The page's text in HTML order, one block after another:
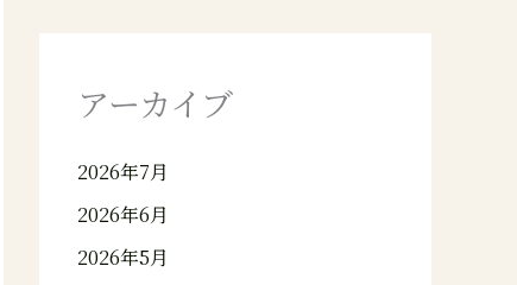
アーカイブ
2026年7月
2026年6月
2026年5月